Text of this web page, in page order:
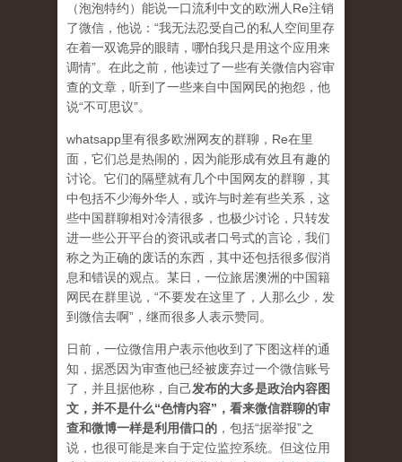
（泡泡特约） 能说一口流利中文的欧洲人Re注销
了微信，他说：“我无法忍受自己的私人空间里存
在着一双诡异的眼睛，哪怕我只是用这个应用来
调情”。在此之前，他读过了一些有关微信内容审
查的文章，听到了一些来自中国网民的抱怨，他
说“不可思议”。
whatsapp里有很多欧洲网友的群聊，Re在里
面，它们总是热闹的，因为能形成有效且有趣的
讨论。它们的隔壁就有几个中国网友的群聊，其
中包括不少海外华人，或许与时差有些关系，这
些中国群聊相对冷清很多，也极少讨论，只转发
进一些公开平台的资讯或者口号式的言论，我们
称之为正确的废话的东西，其中还包括很多假消
息和错误的观点。某日，一位旅居澳洲的中国籍
网民在群里说，“不要发在这里了，人那么少，发
到微信去啊”，继而很多人表示赞同。
日前，一位微信用户表示他收到了下图这样的通
知，据悉因为审查他已经被废弃过一个微信账号
了，并且据他称，自己发布的大多是政治内容图
文，并不是什么“色情内容”，看来微信群聊的审
查和微博一样是利用借口的 ，包括“据举报”之
说，也很可能是来自于定位监控系统。但这位用